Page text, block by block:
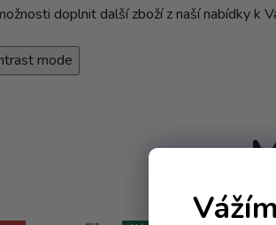
doplnit další zboží z naší nabídky k
mode